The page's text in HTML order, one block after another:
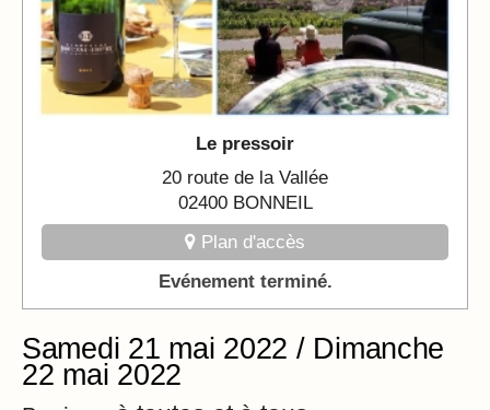
Le pressoir
20 route de la Vallée
02400 BONNEIL
Plan d'accès
Evénement terminé.
Samedi 21 mai 2022 / Dimanche
22 mai 2022